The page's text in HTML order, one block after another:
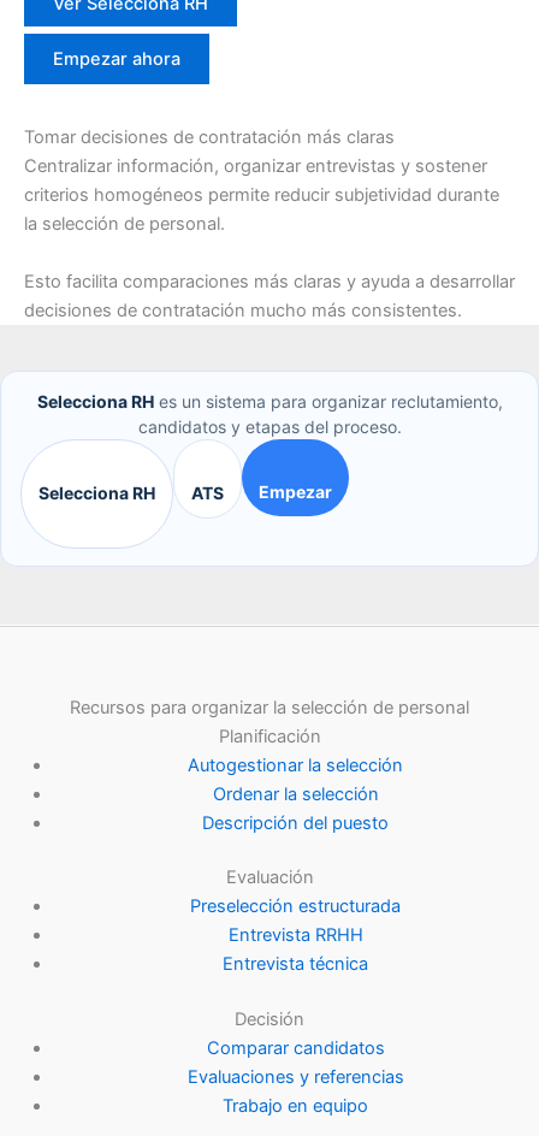
Empezar ahora
Tomar decisiones de contratación más claras
Centralizar información, organizar entrevistas y sostener
criterios homogéneos permite reducir subjetividad durante
la selección de personal.
Esto facilita comparaciones más claras y ayuda a desarrollar
decisiones de contratación mucho más consistentes.
Selecciona RHes un sistema para organizar reclutamiento,
candidatos y etapas del proceso.
Selecciona RH ATS Empezar
Recursos para organizar la selección de personal
Planificación
Autogestionar la selección
Ordenar la selección
Descripción del puesto
Evaluación
Preselección estructurada
Entrevista RRHH
Entrevista técnica
Decisión
Comparar candidatos
Evaluaciones y referencias
Trabajo en equipo